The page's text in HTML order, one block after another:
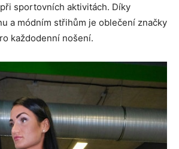
sportovních aktivitách. Díky
a módním střihům je oblečení značky
každodenní nošení.